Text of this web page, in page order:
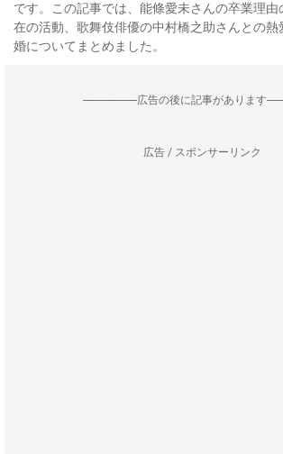
です。この記事では、能條愛未さんの卒業理由
在の活動、歌舞伎俳優の中村橋之助さんとの熱
婚についてまとめました。
--------------------広告の後に記事があります
広告 / スポンサーリンク